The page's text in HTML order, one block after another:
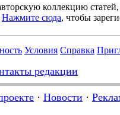
коллекцию
Нажмите сюда, чтобы
Условия Справка
редакции
· Новости ·